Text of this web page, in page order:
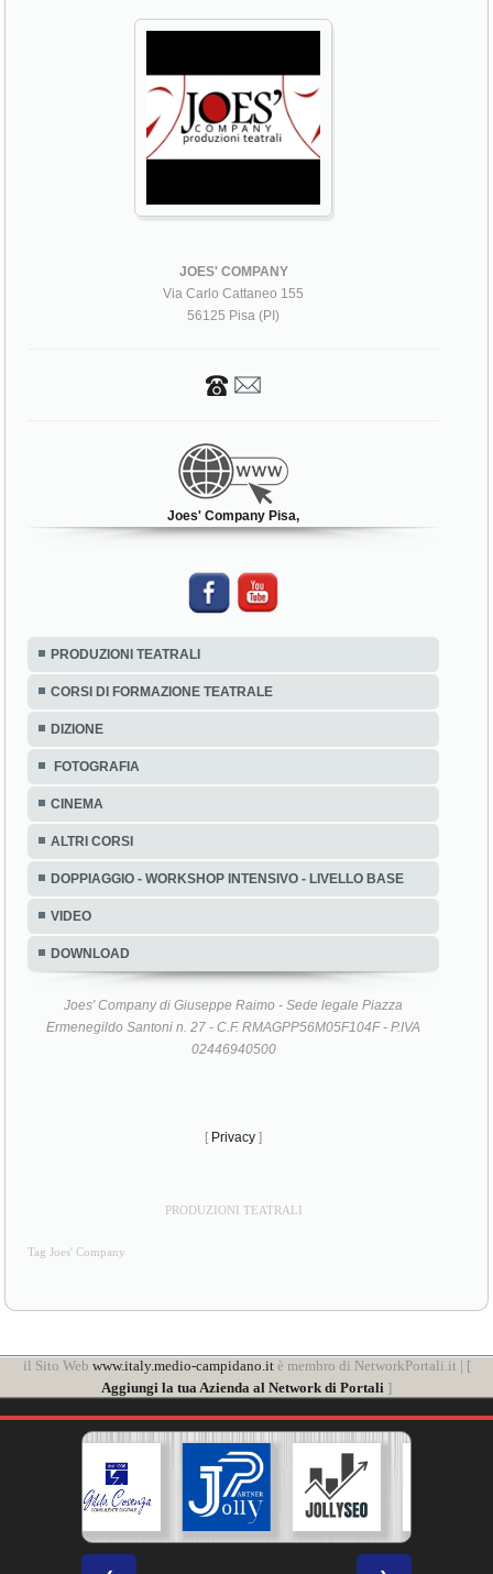
JOES' COMPANY
Via Carlo Cattaneo 155
56125 Pisa (PI)
Joes' Company Pisa,
PRODUZIONI TEATRALI
CORSI DI FORMAZIONE TEATRALE
DIZIONE
FOTOGRAFIA
CINEMA
ALTRI CORSI
DOPPIAGGIO - WORKSHOP INTENSIVO - LIVELLO BASE
VIDEO
DOWNLOAD
Joes' Company di Giuseppe Raimo - Sede legale Piazza
Ermenegildo Santoni n. 27 - C.F. RMAGPP56M05F104F - P.IVA
02446940500
[ Privacy ]
PRODUZIONI TEATRALI
Tag Joes' Company
il Sito Web www.italy.medio-campidano.itè membro di NetworkPortali.it | [
Aggiungi la tua Azienda al Network di Portali ]